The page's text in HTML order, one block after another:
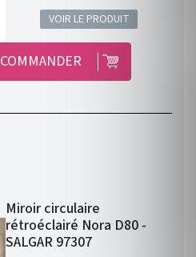
VOIR LE PRODUIT
COMMANDER
Miroir circulaire
rétroéclairé Nora D80 -
SALGAR 97307